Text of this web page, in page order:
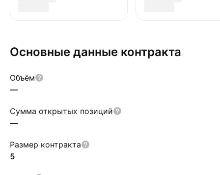
Основные данные контракта
Объём
—
Сумма открытых позиций
—
Размер контракта
5